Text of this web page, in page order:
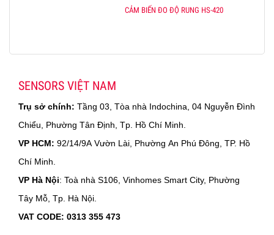
CẢM BIẾN ĐO ĐỘ RUNG HS-420
SENSORS VIỆT NAM
Trụ sở chính: Tầng 03, Tòa nhà Indochina, 04 Nguyễn Đình
Chiểu, Phường Tân Định, Tp. Hồ Chí Minh.
VP HCM: 92/14/9A Vườn Lài, Phường An Phú Đông, TP. Hồ
Chí Minh.
VP Hà Nội: Toà nhà S106, Vinhomes Smart City, Phường
Tây Mỗ, Tp. Hà Nội.
VAT CODE: 0313 355 473